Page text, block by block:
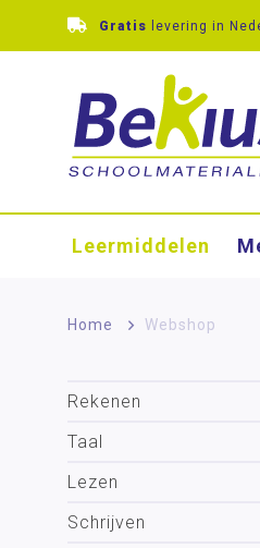
Gratis levering in
Leermiddelen
Home > Webshop
Rekenen
Taal
Lezen
Schrijven